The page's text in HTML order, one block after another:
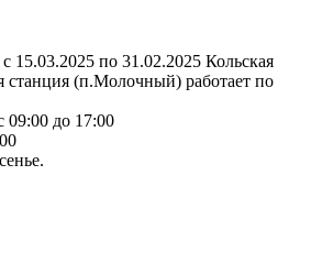
15.03.2025 по 31.02.2025 Кольская
станция (п.Молочный) работает по
09:00 до 17:00